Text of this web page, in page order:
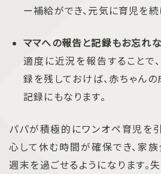
ー補給ができ、元気に育児を続
ママへの報告と記録もお忘れ
適度に近況を報告することで
録を残しておけば、赤ちゃん
記録にもなります。
パパが積極的にワンオペ育児を
心して休む時間が確保でき、家
週末を過ごせるようになります。